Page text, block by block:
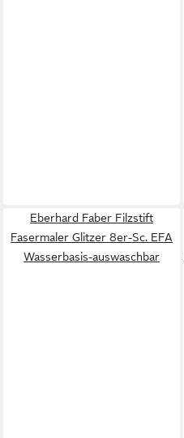
Eberhard Faber Filzstift
Fasermaler Glitzer 8er-Sc. EFA
Wasserbasis-auswaschbar